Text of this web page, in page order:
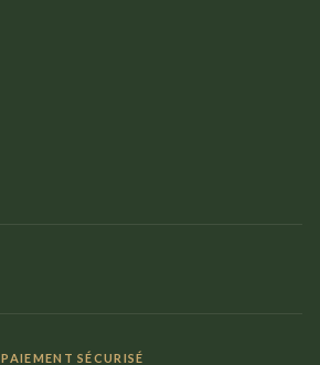
PAIEMENT SÉCURISÉ